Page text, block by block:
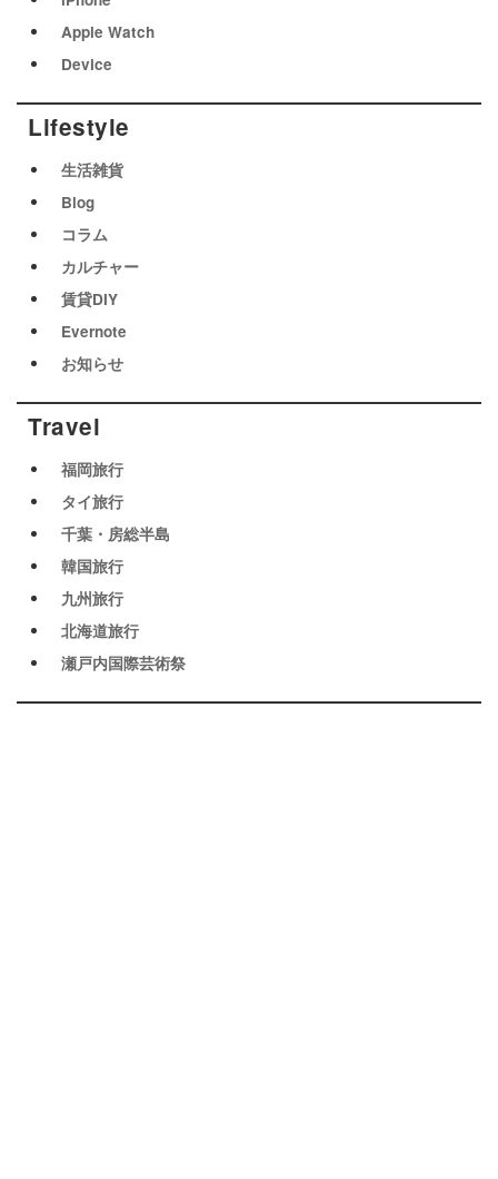
Apple Watch
Device
Lifestyle
生活雑貨
Blog
コラム
カルチャー
賃貸DIY
Evernote
お知らせ
Travel
福岡旅行
タイ旅行
千葉・房総半島
韓国旅行
九州旅行
北海道旅行
瀬戸内国際芸術祭